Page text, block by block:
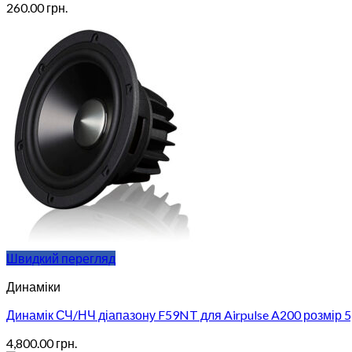
260.00грн.
Швидкий перегляд
Динаміки
Динамік СЧ/НЧ діапазону F59NT для Airpulse A200 розмір
4,800.00грн.